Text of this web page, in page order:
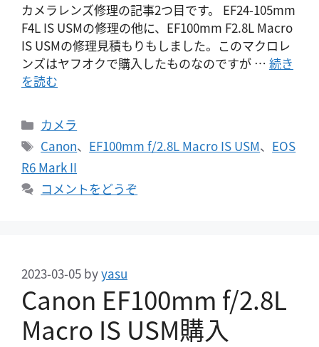
カメラレンズ修理の記事2つ目です。 EF24-105mm
F4L IS USMの修理の他に、EF100mm F2.8L Macro
IS USMの修理見積もりもしました。このマクロレ
ンズはヤフオクで購入したものなのですが … 続き
を読む
カ
テ
ゴ
リ
ー
カメラ
タ
グ
Canon、 EF100mm f/2.8L Macro IS USM、 EOS
R6 Mark II
コメントをどうぞ
Canon EF100mm f/2.8L
Macro IS USM購入
2023-03-05 byyasu